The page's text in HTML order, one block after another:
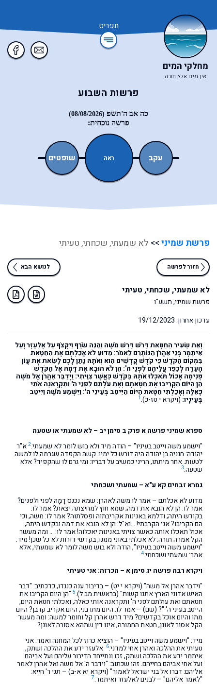
תפריט
מחלקי המים
אין מים אלא תורה
פרשות השבוע
כה אב ה'תשפ (08/08/2026)
פרשה נוכחית:
שופטים ראה עקב
פרשת שמיני>> לא שמעתי, שכחתי, טעיתי
חזור לפרשה לנושא הבא
לא שמעתי, שכחתי, טעיתי
פרשת שמיני, תשע"ו
עדכון אחרון: 19/12/2023
וְאֵת שְׂעִיר הַחַטָּאת דָּרֹשׁ דָּרַשׁ מֹשֶׁה וְהִנֵּה שֹׂרָף וַיִּקְצֹף עַל אֶלְעָזָר וְעַל
אִיתָמָר בְּנֵי אַהֲרֹן הַנּוֹתָרִם לֵאמֹר: מַדּוּעַ לֹא אֲכַלְתֶּם אֶת הַחַטָּאת
בִּמְקוֹם הַקֹּדֶשׁ כִּי קֹדֶשׁ קָדָשִׁים הִוא וְאֹתָהּ נָתַן לָכֶם לָשֵׂאת אֶת עֲוֹן
הָעֵדָה לְכַפֵּר עֲלֵיהֶם לִפְנֵי ה': הֵן לֹא הוּבָא אֶת דָּמָהּ אֶל הַקֹּדֶשׁ
פְּנִימָה אָכוֹל תֹּאכְלוּ אֹתָהּ בַּקֹּדֶשׁ כַּאֲשֶׁר צִוֵּיתִי: וַיְדַבֵּר אַהֲרֹן אֶל מֹשֶׁה
הֵן הַיּוֹם הִקְרִיבוּ אֶת חַטָּאתָם וְאֶת עֹלָתָם לִפְנֵי ה' וַתִּקְרֶאנָה אֹתִי
כָּאֵלֶּה וְאָכַלְתִּי חַטָּאת הַיּוֹם הַיִּיטַב בְּעֵינֵי ה': וַיִּשְׁמַע מֹשֶׁה וַיִּיטַב
בְּעֵינָיו: (ויקרא י טז-כ).1
ספרא שמיני פרשה א פרק ב סימן יב – לא שמעתי או שטעה
"וישמע משה וייטב בעיניו" – הודה מיד ולא בוש לומר לא שמעתי.2 א"ר
יהודה: חנניה בן יהודה היה דורש כל ימיו: קשה הקפדה שגרמה לו למשה
לטעות. אחר מיתתו, הריני כמשיב על דבריו: ומי גרם לו שהקפיד? אלא
שטעה.3
גמרא זבחים קא ע"א – שמעתי ושכחתי
מדוע לא אכלתם – אמר לו משה לאהרן: שמא נכנס דָמָהּ לפני ולפנים?
אמר לו: הן לא הובא את דמה; שמא חוץ למחיצתה יצאת? אמר לו:
בקודש היתה; ודלמא באנינות אקריבתוה ופסלתוה? אמר לו: משה, וכי
הם הקריבו? אני הקרבתי! …וא"ל: הן לא הובא את דמה ובקדש היתה,
אכול תאכלו אותה כאשר צויתי באנינות יאכלוה! אמר לו: … ומה מעשר
הקל אמרה תורה: לא אכלתי באוני ממנו, בקדשי דורות לא כל שכן! מיד:
"וישמע משה וייטב בעיניו", הודה ולא בוש משה לומר לא שמעתי, אלא
אמר: שמעתי ושכחתי.4
ויקרא רבה פרשה יג סימן א – הכרזה: אני טעיתי
"וידבר אהרן אל משה" (ויקרא י יט) – בדיבור ענה כנגדו, כדכתיב: "דבר
האיש אדוני הארץ אתנו קשות" (בראשית מב ל).5 "הן היום הקריבו את
חטאתם ואת עולתם לפני ה' ותקראנה אותי כאלה, ואכלתי חטאת היום,
הייטב בעיני ה' "? (שם) – אמר לו: היום מתו בני, היום אקריב קרבן? היום
מתו והיום אוכל בקדשים? מיד דרש אהרן קל וחומר למשה: ומה מעשר
הקל אסור לאונן, חטאת החמורה, אינו דין שתהא אסורה לאונן?
מיד: "וישמע משה וייטב בעיניו" – הוציא כרוז לכל המחנה ואמר: אני
טעיתי את ההלכה ואהרן אחי למדני.6 אלעזר ידע את ההלכה ושתק,
איתמר ידע את ההלכה ושתק, זכו ונתייחד הדיבור עליהם ועל אביהם
ועל אחי אביהם בחייהם. זהו שכתוב: "וידבר ה' אל משה ואל אהרן לאמר
אליהם: דברו אל בני ישראל לאמור" (ויקרא יא א-ב) – תני ר' חייא:
"לאמר אליהם" – לבנים לאלעזר ואיתמר.7